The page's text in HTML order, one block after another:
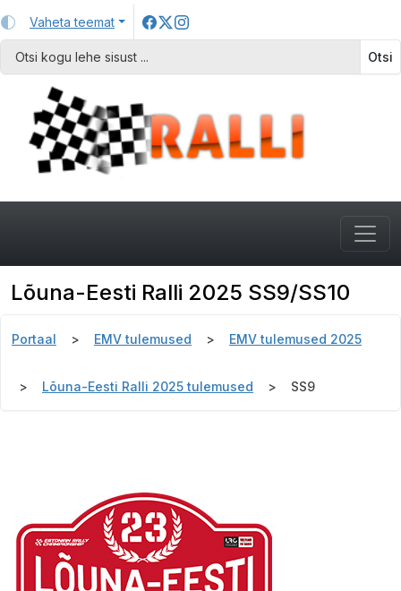
Vaheta teemat
Otsi
Lõuna-Eesti Ralli 2025 SS9/SS10
Portaal EMV tulemused EMV tulemused 2025
Lõuna-Eesti Ralli 2025 tulemused SS9